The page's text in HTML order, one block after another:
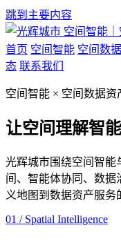
跳到主要内容
空间智能
首页 空间智能 空间数
态 联系我们
空间智能 × 空间数据资
让空间理解智能
光辉城市围绕空间智能
间、智能体协同、数
义地图到数据资产服务
01 / Spatial Intelligence